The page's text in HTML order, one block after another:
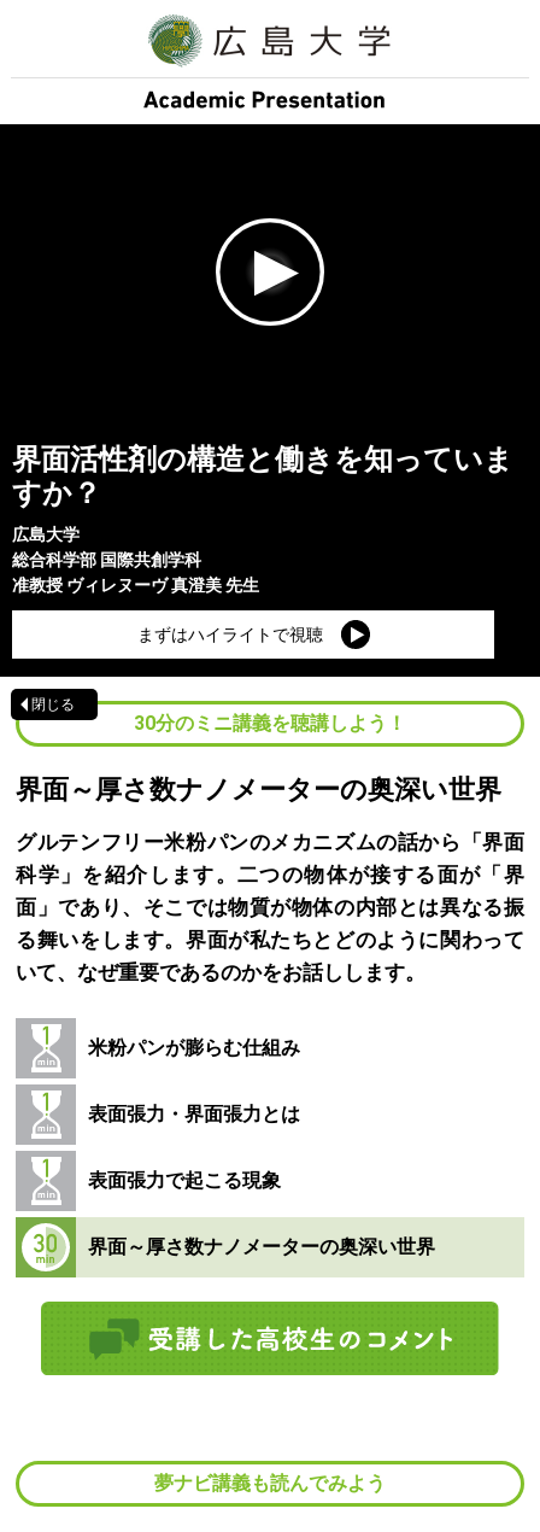
界面活性剤の構造と働きを知っていま
すか？
広島大学
総合科学部 国際共創学科
准教授 ヴィレヌーヴ 真澄美先生
まずはハイライトで視聴
閉じる
30分のミニ講義を聴講しよう！
界面～厚さ数ナノメーターの奥深い世界
グルテンフリー米粉パンのメカニズムの話から「界面
科学」を紹介します。二つの物体が接する面が「界
面」であり、そこでは物質が物体の内部とは異なる振
る舞いをします。界面が私たちとどのように関わって
いて、なぜ重要であるのかをお話しします。
米粉パンが膨らむ仕組み
表面張力・界面張力とは
表面張力で起こる現象
界面～厚さ数ナノメーターの奥深い世界
夢ナビ講義も読んでみよう